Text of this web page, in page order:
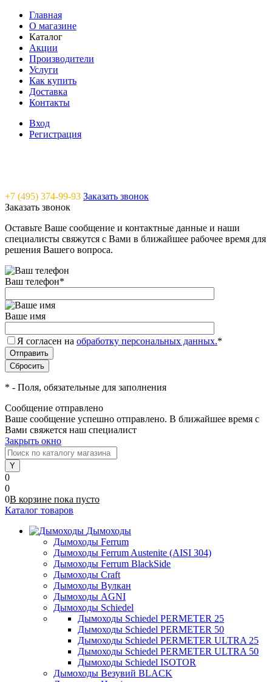
Главная
О магазине
Каталог
Акции
Производители
Услуги
Как купить
Доставка
Контакты
Вход
Регистрация
+7 (495) 374-99-93 Заказать звонок
Заказать звонок
Оставьте Ваше сообщение и контактные данные и наши
специалисты свяжутся с Вами в ближайшее рабочее время для
решения Вашего вопроса.
Ваш телефон*
Ваше имя
Я согласен на обработку персональных данных.*
* - Поля, обязательные для заполнения
Сообщение отправлено
Ваше сообщение успешно отправлено. В ближайшее время с
Вами свяжется наш специалист
Закрыть окно
0
0
0В корзине пока пусто
Каталог товаров
Дымоходы
Дымоходы Ferrum
Дымоходы Ferrum Austenite (AISI 304)
Дымоходы Ferrum BlackSide
Дымоходы Craft
Дымоходы Вулкан
Дымоходы AGNI
Дымоходы Schiedel
Дымоходы Schiedel PERMETER 25
Дымоходы Schiedel PERMETER 50
Дымоходы Schiedel PERMETER ULTRA 25
Дымоходы Schiedel PERMETER ULTRA 50
Дымоходы Schiedel ISOTOR
Дымоходы Везувий BLACK